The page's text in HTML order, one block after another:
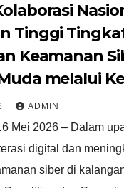
Tinggi
Keamanan
melalui
ADMIN
Mei 2026 – Dalam
digital dan
siber di